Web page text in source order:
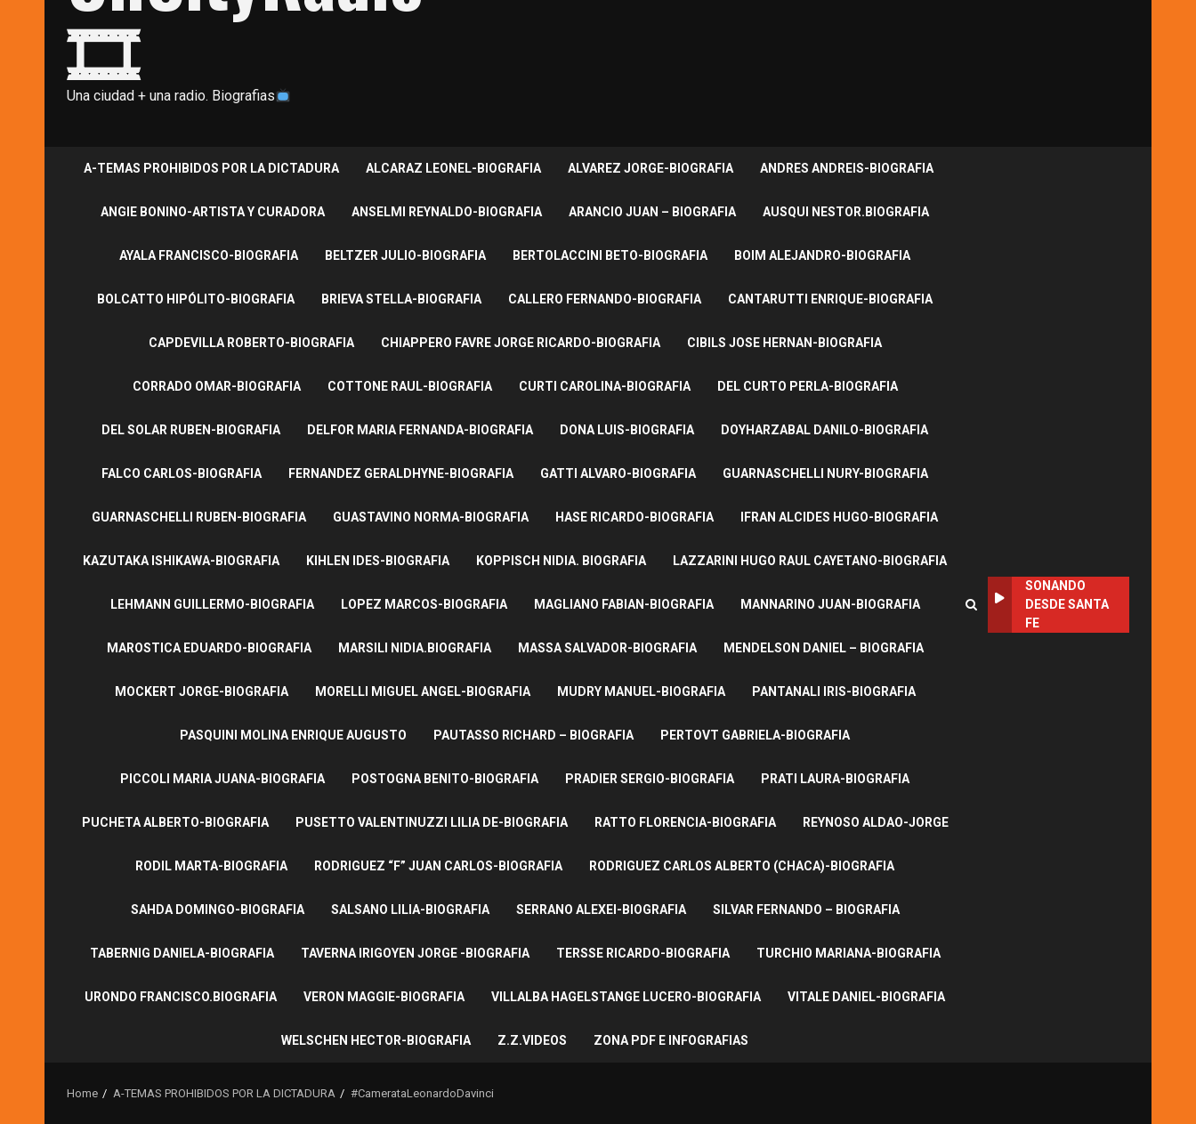
🎞
Una ciudad + una radio. Biografias
A-TEMAS PROHIBIDOS POR LA DICTADURA ALCARAZ LEONEL-BIOGRAFIA ALVAREZ JORGE-BIOGRAFIA ANDRES ANDREIS-BIOGRAFIA
ANGIE BONINO-ARTISTA Y CURADORA ANSELMI REYNALDO-BIOGRAFIA ARANCIO JUAN – BIOGRAFIA AUSQUI NESTOR.BIOGRAFIA
AYALA FRANCISCO-BIOGRAFIA BELTZER JULIO-BIOGRAFIA BERTOLACCINI BETO-BIOGRAFIA BOIM ALEJANDRO-BIOGRAFIA
BOLCATTO HIPÓLITO-BIOGRAFIA BRIEVA STELLA-BIOGRAFIA CALLERO FERNANDO-BIOGRAFIA CANTARUTTI ENRIQUE-BIOGRAFIA
CAPDEVILLA ROBERTO-BIOGRAFIA CHIAPPERO FAVRE JORGE RICARDO-BIOGRAFIA CIBILS JOSE HERNAN-BIOGRAFIA
CORRADO OMAR-BIOGRAFIA COTTONE RAUL-BIOGRAFIA CURTI CAROLINA-BIOGRAFIA DEL CURTO PERLA-BIOGRAFIA
DEL SOLAR RUBEN-BIOGRAFIA DELFOR MARIA FERNANDA-BIOGRAFIA DONA LUIS-BIOGRAFIA DOYHARZABAL DANILO-BIOGRAFIA
FALCO CARLOS-BIOGRAFIA FERNANDEZ GERALDHYNE-BIOGRAFIA GATTI ALVARO-BIOGRAFIA GUARNASCHELLI NURY-BIOGRAFIA
GUARNASCHELLI RUBEN-BIOGRAFIA GUASTAVINO NORMA-BIOGRAFIA HASE RICARDO-BIOGRAFIA IFRAN ALCIDES HUGO-BIOGRAFIA
KAZUTAKA ISHIKAWA-BIOGRAFIA KIHLEN IDES-BIOGRAFIA KOPPISCH NIDIA. BIOGRAFIA LAZZARINI HUGO RAUL CAYETANO-BIOGRAFIA
LEHMANN GUILLERMO-BIOGRAFIA LOPEZ MARCOS-BIOGRAFIA MAGLIANO FABIAN-BIOGRAFIA MANNARINO JUAN-BIOGRAFIA
MAROSTICA EDUARDO-BIOGRAFIA MARSILI NIDIA.BIOGRAFIA MASSA SALVADOR-BIOGRAFIA MENDELSON DANIEL – BIOGRAFIA
MOCKERT JORGE-BIOGRAFIA MORELLI MIGUEL ANGEL-BIOGRAFIA MUDRY MANUEL-BIOGRAFIA PANTANALI IRIS-BIOGRAFIA
PASQUINI MOLINA ENRIQUE AUGUSTO PAUTASSO RICHARD – BIOGRAFIA PERTOVT GABRIELA-BIOGRAFIA
PICCOLI MARIA JUANA-BIOGRAFIA POSTOGNA BENITO-BIOGRAFIA PRADIER SERGIO-BIOGRAFIA PRATI LAURA-BIOGRAFIA
PUCHETA ALBERTO-BIOGRAFIA PUSETTO VALENTINUZZI LILIA DE-BIOGRAFIA RATTO FLORENCIA-BIOGRAFIA REYNOSO ALDAO-JORGE
RODIL MARTA-BIOGRAFIA RODRIGUEZ “F” JUAN CARLOS-BIOGRAFIA RODRIGUEZ CARLOS ALBERTO (CHACA)-BIOGRAFIA
SAHDA DOMINGO-BIOGRAFIA SALSANO LILIA-BIOGRAFIA SERRANO ALEXEI-BIOGRAFIA SILVAR FERNANDO – BIOGRAFIA
TABERNIG DANIELA-BIOGRAFIA TAVERNA IRIGOYEN JORGE -BIOGRAFIA TERSSE RICARDO-BIOGRAFIA TURCHIO MARIANA-BIOGRAFIA
URONDO FRANCISCO.BIOGRAFIA VERON MAGGIE-BIOGRAFIA VILLALBA HAGELSTANGE LUCERO-BIOGRAFIA VITALE DANIEL-BIOGRAFIA
WELSCHEN HECTOR-BIOGRAFIA Z.Z.VIDEOS ZONA PDF E INFOGRAFIAS
SONANDO
DESDE SANTA
FE
Home A-TEMAS PROHIBIDOS POR LA DICTADURA #CamerataLeonardoDavinci